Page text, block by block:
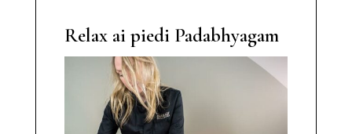
Relax ai piedi Padabhyagam